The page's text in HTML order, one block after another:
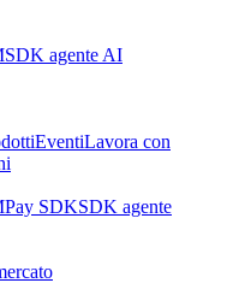
SDK agente AI
EventiLavora con
Pay SDKSDK agente